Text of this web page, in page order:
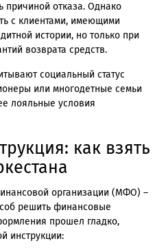
причиной отказа. Однако
с клиентами, имеющими
истории, но только при
возврата средств.
социальный статус
или многодетные семьи
лояльные условия
как взять
организации (МФО) –
решить финансовые
прошел гладко,
инструкции: